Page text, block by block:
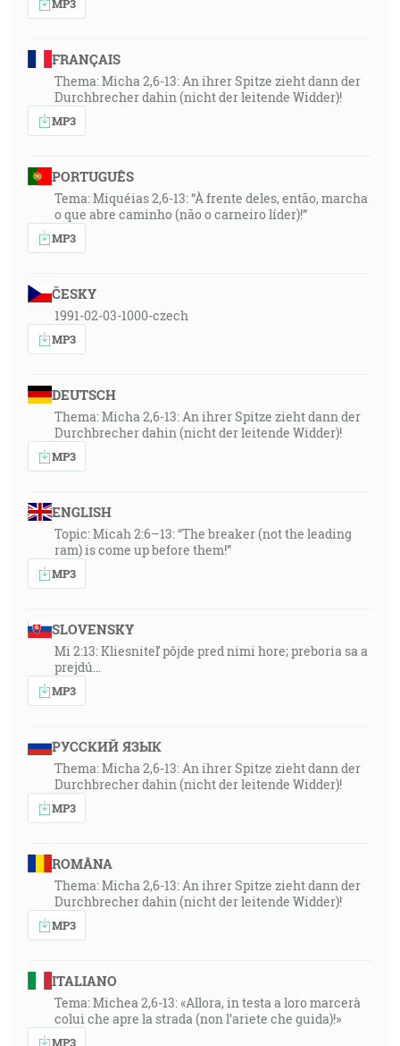
FRANÇAIS
Thema: Micha 2,6-13: An ihrer Spitze zieht dann der
Durchbrecher dahin (nicht der leitende Widder)!
MP3
PORTUGUÊS
Tema: Miquéias 2,6-13: “À frente deles, então, marcha
o que abre caminho (não o carneiro líder)!”
MP3
ČESKY
1991-02-03-1000-czech
MP3
DEUTSCH
Thema: Micha 2,6-13: An ihrer Spitze zieht dann der
Durchbrecher dahin (nicht der leitende Widder)!
MP3
ENGLISH
Topic: Micah 2:6–13: “The breaker (not the leading
ram) is come up before them!”
MP3
SLOVENSKY
Mi 2:13: Kliesniteľ pôjde pred nimi hore; preboria sa a
prejdú…
MP3
РУССКИЙ ЯЗЫК
Thema: Micha 2,6-13: An ihrer Spitze zieht dann der
Durchbrecher dahin (nicht der leitende Widder)!
MP3
ROMÂNA
Thema: Micha 2,6-13: An ihrer Spitze zieht dann der
Durchbrecher dahin (nicht der leitende Widder)!
MP3
ITALIANO
Tema: Michea 2,6-13: «Allora, in testa a loro marcerà
colui che apre la strada (non l’ariete che guida)!»
MP3